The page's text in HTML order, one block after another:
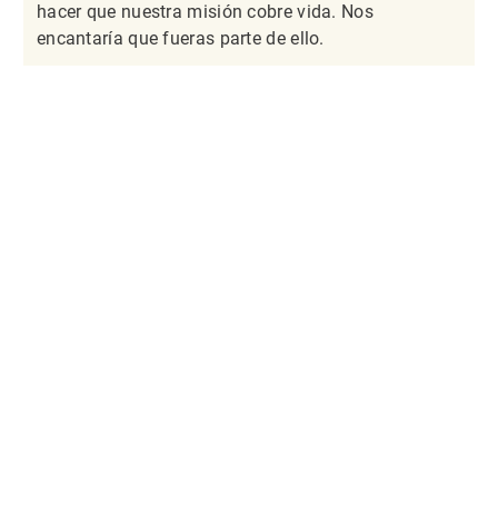
hacer que nuestra misión cobre vida. Nos
encantaría que fueras parte de ello.